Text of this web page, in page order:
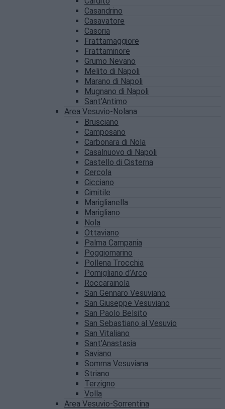
Casandrino
Casavatore
Casoria
Frattamaggiore
Frattaminore
Grumo Nevano
Melito di Napoli
Marano di Napoli
Mugnano di Napoli
Sant’Antimo
Area Vesuvio-Nolana
Brusciano
Camposano
Carbonara di Nola
Casalnuovo di Napoli
Castello di Cisterna
Cercola
Cicciano
Cimitile
Mariglianella
Marigliano
Nola
Ottaviano
Palma Campania
Poggiomarino
Pollena Trocchia
Pomigliano d’Arco
Roccarainola
San Gennaro Vesuviano
San Giuseppe Vesuviano
San Paolo Belsito
San Sebastiano al Vesuvio
San Vitaliano
Sant’Anastasia
Saviano
Somma Vesuviana
Striano
Terzigno
Volla
Area Vesuvio-Sorrentina